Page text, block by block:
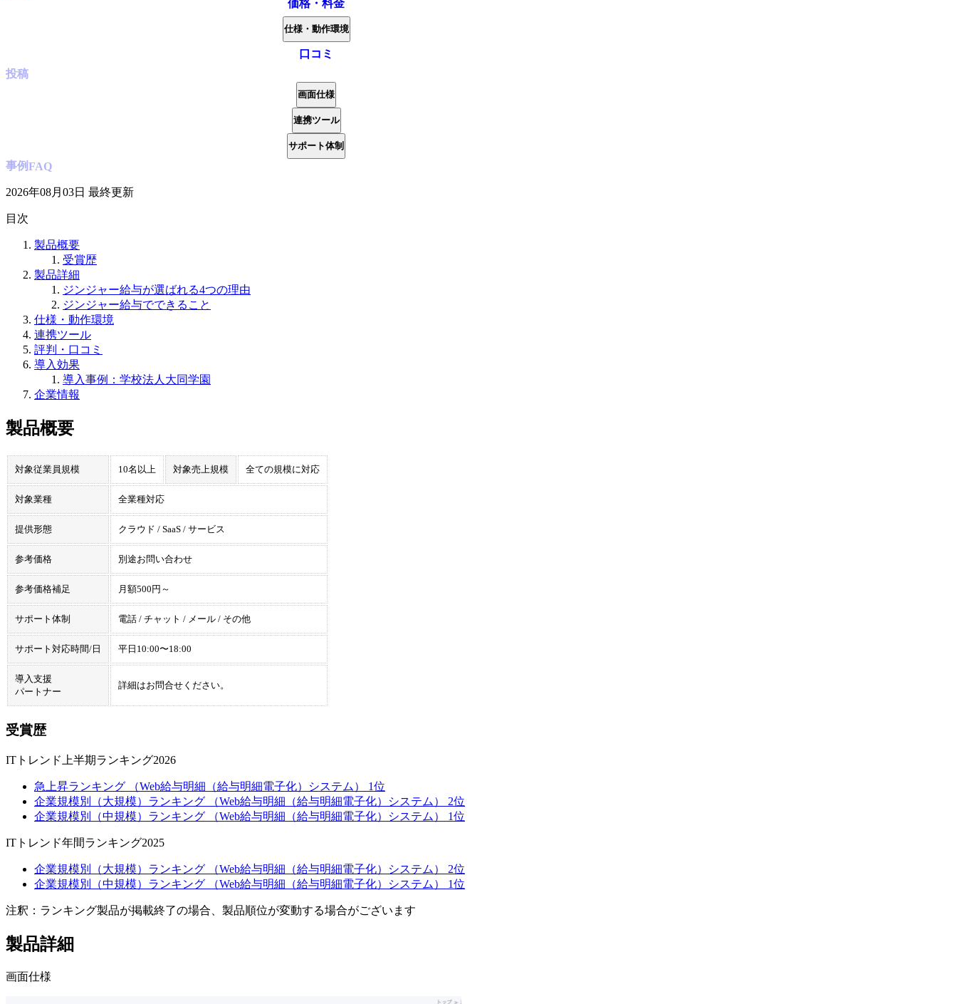
価格・料金
仕様・動作環境
口コミ
投稿
画面仕様
連携ツール
サポート体制
事例FAQ
2026年08月03日 最終更新
目次
製品概要
受賞歴
製品詳細
ジンジャー給与が選ばれる4つの理由
ジンジャー給与でできること
仕様・動作環境
連携ツール
評判・口コミ
導入効果
導入事例：学校法人大同学園
企業情報
製品概要
対象従業員規模 10名以上 対象売上規模 全ての規模に対応
対象業種 全業種対応
提供形態 クラウド / SaaS / サービス
参考価格 別途お問い合わせ
参考価格補足 月額500円～
サポート体制 電話 / チャット / メール / その他
サポート対応時間/日 平⽇10:00〜18:00
導入支援
パートナー
詳細はお問合せください。
受賞歴
ITトレンド上半期ランキング2026
急上昇ランキング （Web給与明細（給与明細電子化）システム） 1位
企業規模別（大規模）ランキング （Web給与明細（給与明細電子化）システム） 2位
企業規模別（中規模）ランキング （Web給与明細（給与明細電子化）システム） 1位
ITトレンド年間ランキング2025
企業規模別（大規模）ランキング （Web給与明細（給与明細電子化）システム） 2位
企業規模別（中規模）ランキング （Web給与明細（給与明細電子化）システム） 1位
注釈：ランキング製品が掲載終了の場合、製品順位が変動する場合がございます
製品詳細
画面仕様